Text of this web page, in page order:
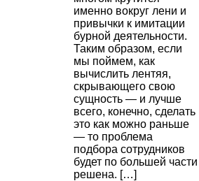
именно вокруг лени и
привычки к имитации
бурной деятельности.
Таким образом, если
мы поймем, как
вычислить лентяя,
скрывающего свою
сущность — и лучше
всего, конечно, сделать
это как можно раньше
— то проблема
подбора сотрудников
будет по большей части
решена. […]